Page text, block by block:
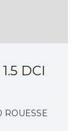
DCI
ROUESSE